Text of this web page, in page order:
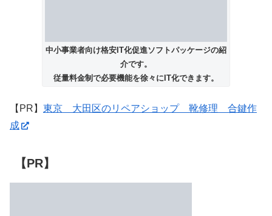
中小事業者向け格安IT化促進ソフトパッケージの紹
介です。
従量料金制で必要機能を徐々にIT化できます。
【PR】 東京 大田区のリペアショップ 靴修理 合鍵作
成
【PR】